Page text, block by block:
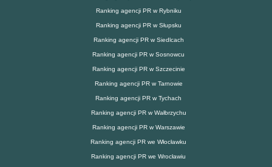
Ranking agencji PR w Rybniku
Ranking agencji PR w Słupsku
Ranking agencji PR w Siedlcach
Ranking agencji PR w Sosnowcu
Ranking agencji PR w Szczecinie
Ranking agencji PR w Tarnowie
Ranking agencji PR w Tychach
Ranking agencji PR w Wałbrzychu
Ranking agencji PR w Warszawie
Ranking agencji PR we Włocławku
Ranking agencji PR we Wrocławiu